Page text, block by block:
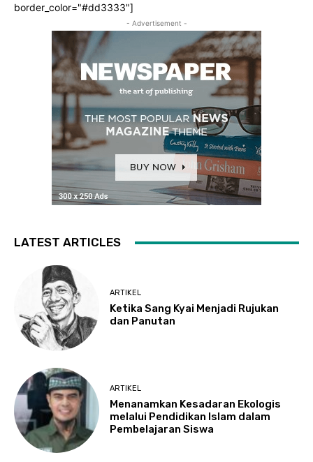
border_color="#dd3333"]
- Advertisement -
LATEST ARTICLES
ARTIKEL
Ketika Sang Kyai Menjadi Rujukan
dan Panutan
ARTIKEL
Menanamkan Kesadaran Ekologis
melalui Pendidikan Islam dalam
Pembelajaran Siswa